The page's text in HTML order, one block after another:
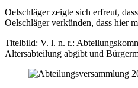
Oelschläger zeigte sich erfreut,
Oelschläger verkünden, dass hier
Titelbild: V. l. n. r.:
Altersabteilung abgibt und